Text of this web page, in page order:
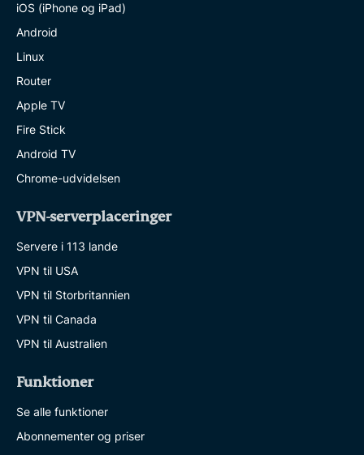
iOS (iPhone og iPad)
Android
Linux
Router
Apple TV
Fire Stick
Android TV
Chrome-udvidelsen
VPN-serverplaceringer
Servere i 113 lande
VPN til USA
VPN til Storbritannien
VPN til Canada
VPN til Australien
Funktioner
Se alle funktioner
Abonnementer og priser